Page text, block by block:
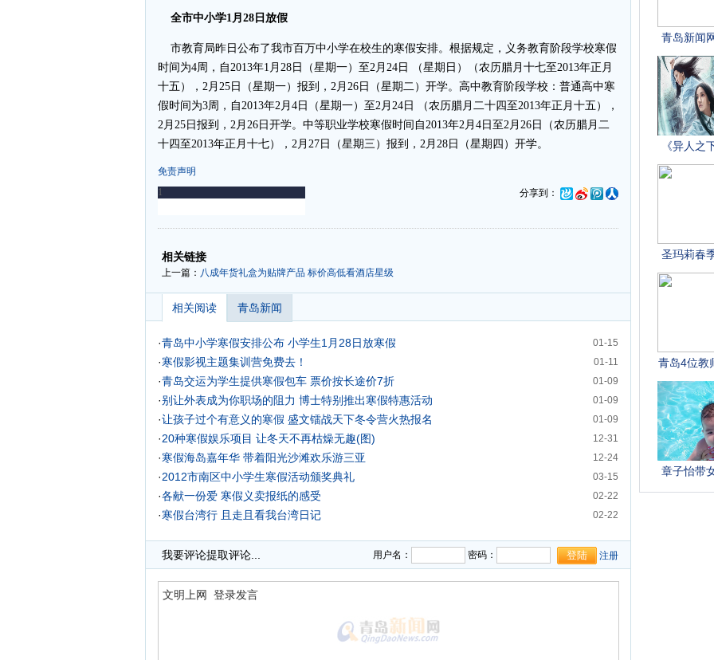
全市中小学1月28日放假
市教育局昨日公布了我市百万中小学在校生的寒假安排。根据规定，义务教育阶段学校寒假
时间为4周，自2013年1月28日（星期一）至2月24日 （星期日）（农历腊月十七至2013年正月
十五），2月25日（星期一）报到，2月26日（星期二）开学。高中教育阶段学校：普通高中寒
假时间为3周，自2013年2月4日（星期一）至2月24日 （农历腊月二十四至2013年正月十五），
2月25日报到，2月26日开学。中等职业学校寒假时间自2013年2月4日至2月26日（农历腊月二
十四至2013年正月十七），2月27日（星期三）报到，2月28日（星期四）开学。
免责声明
分享到：
-
相关链接
上一篇： 八成年货礼盒为贴牌产品 标价高低看酒店星级
相关阅读 青岛新闻
01-15
·青岛中小学寒假安排公布 小学生1月28日放寒假
01-11
·寒假影视主题集训营免费去！
01-09
·青岛交运为学生提供寒假包车 票价按长途价7折
01-09
·别让外表成为你职场的阻力 博士特别推出寒假特惠活动
01-09
·让孩子过个有意义的寒假 盛文镭战天下冬令营火热报名
12-31
·20种寒假娱乐项目 让冬天不再枯燥无趣(图)
12-24
·寒假海岛嘉年华 带着阳光沙滩欢乐游三亚
03-15
·2012市南区中小学生寒假活动颁奖典礼
02-22
·各献一份爱 寒假义卖报纸的感受
02-22
·寒假台湾行 且走且看我台湾日记
我要评论提取评论... 用户名： 密码： 注册